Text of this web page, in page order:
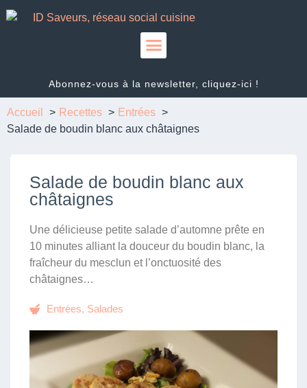
Abonnez-vous à la newsletter, cliquez-ici !
Accueil Recettes
Entrées
Salade de boudin blanc aux châtaignes
Salade de boudin blanc aux
châtaignes
Une délicieuse petite salade d’automne prête en
10 minutes alliant la douceur du boudin blanc, la
fraîcheur du mesclun et l’onctuosité des
châtaignes…
Entrées, Salades